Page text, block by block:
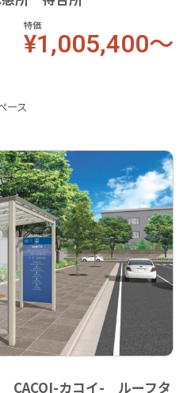
特価
¥1,005,400～
ース
CACOI-カコイ- ルーフタ